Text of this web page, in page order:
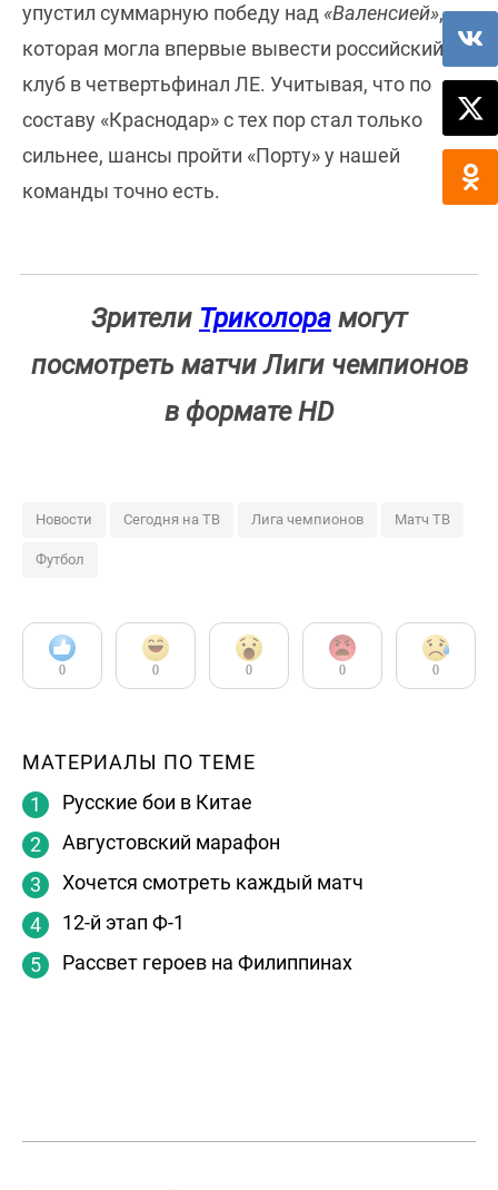
упустил суммарную победу над «Валенсией»,
которая могла впервые вывести российский
клуб в четвертьфинал ЛЕ. Учитывая, что по
составу «Краснодар» с тех пор стал только
сильнее, шансы пройти «Порту» у нашей
команды точно есть.
Зрители Триколора могут
посмотреть матчи Лиги чемпионов
в формате HD
Новости Сегодня на ТВ Лига чемпионов Матч ТВ
Футбол
0 0 0 0 0
МАТЕРИАЛЫ ПО ТЕМЕ
Русские бои в Китае
Августовский марафон
Хочется смотреть каждый матч
12-й этап Ф-1
Рассвет героев на Филиппинах